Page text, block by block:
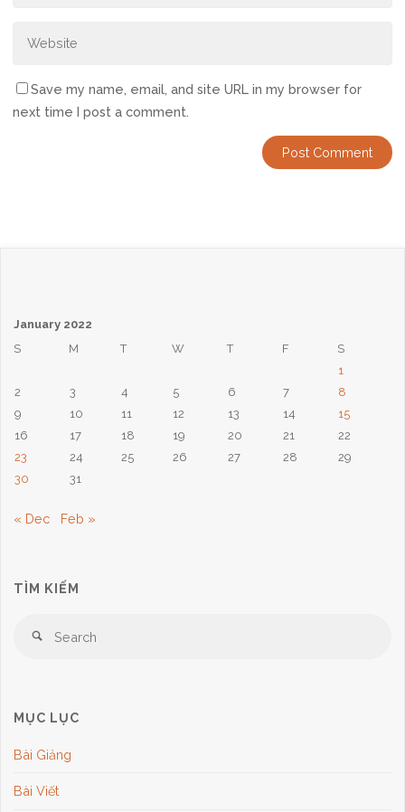
Save my name, email, and site URL in my browser for
next time I post a comment.
January 2022
S
M T W T F
S
1
2
3 4 5 6 7
8
9
10 11 12 13 14
15
16
17 18 19 20 21
22
23
24 25 26 27 28
29
30
31
« Dec Feb »
TÌM KIẾM
Search
MỤC LỤC
Bài Giảng
Bài Viết